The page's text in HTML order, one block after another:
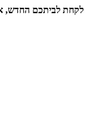
לקחת לביתכם החדש,